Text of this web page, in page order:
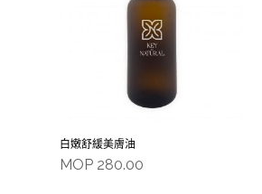
白嫩舒緩美膚油
MOP 280.00